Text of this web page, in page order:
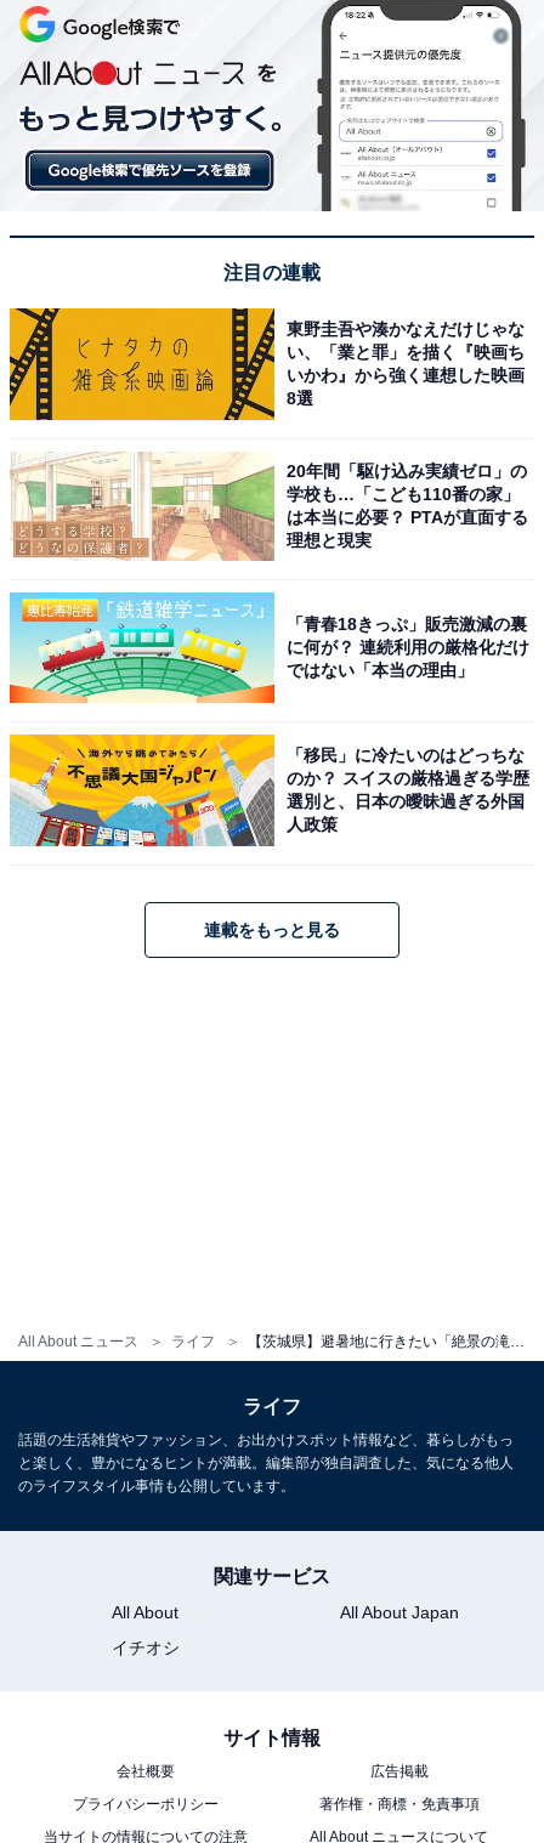
All About ニュース ライフ
月待の滝（写真はイメージです）
茨城県大子町にある「月待の滝（つきまちのたき）」
は、滝の裏側に回り込んでくぐり抜けられる「裏見の
滝」として知られる珍しい滝です。
奥久慈の山々に囲まれた自然の中、マイナスイオンたっ
色は格別で、パワースポットとしても人気があります。
方も多い定番コースです。
滝に隣接する「もみじ苑」では、夏季限定の特許流しそ
季）、常陸秋蕎麦を使った石臼挽き蕎麦、自家焙煎珈琲
などが楽しめます。滝を眺めながら食事や甘味を味わえ
る極上のひとときが過ごせます。夏場の定休日は原則毎
水曜日ですが、臨時休業があるため訪問前に公式サイト
のカレンダーで要確認です。
料金・営業時間（もみじ苑）
に入苑のこと）
営業時間：10:30〜17:00（LO 16:00）
定休日：水曜日（夏場も原則毎水曜定休、臨時休業あ
り）
た川遊びは禁止されています
「落雲の滝」は夏の花園渓谷ハイキングで！ 北茨
城・花園渓谷の豊かな緑に囲まれた秘境の滝
注目の連載
東野圭吾や湊かなえだけじゃな
い、「業と罪」を描く『映画ち
いかわ』から強く連想した映画
8選
20年間「駆け込み実績ゼロ」の
学校も…「こども110番の家」
は本当に必要？ PTAが直面する
理想と現実
「青春18きっぷ」販売激減の裏
に何が？ 連続利用の厳格化だけ
ではない「本当の理由」
「移民」に冷たいのはどっちな
のか？ スイスの厳格過ぎる学歴
選別と、日本の曖昧過ぎる外国
人政策
連載をもっと見る
ライフ
話題の生活雑貨やファッション、お出かけスポット情報など、暮らしがもっ
と楽しく、豊かになるヒントが満載。編集部が独自調査した、気になる他人
のライフスタイル事情も公開しています。
関連サービス
All About
All About Japan
イチオシ
サイト情報
会社概要
広告掲載
プライバシーポリシー
著作権・商標・免責事項
当サイトの情報についての注意
All About ニュースについて